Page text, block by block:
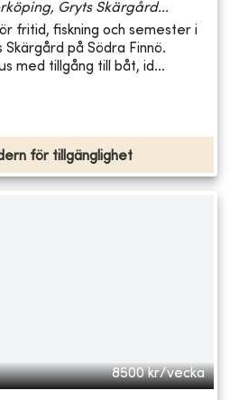
Gryts Skärgård...
fritid, fiskning och semester i
på Södra Finnö.
med tillgång till båt, id...
för tillgänglighet
8500 kr/vecka